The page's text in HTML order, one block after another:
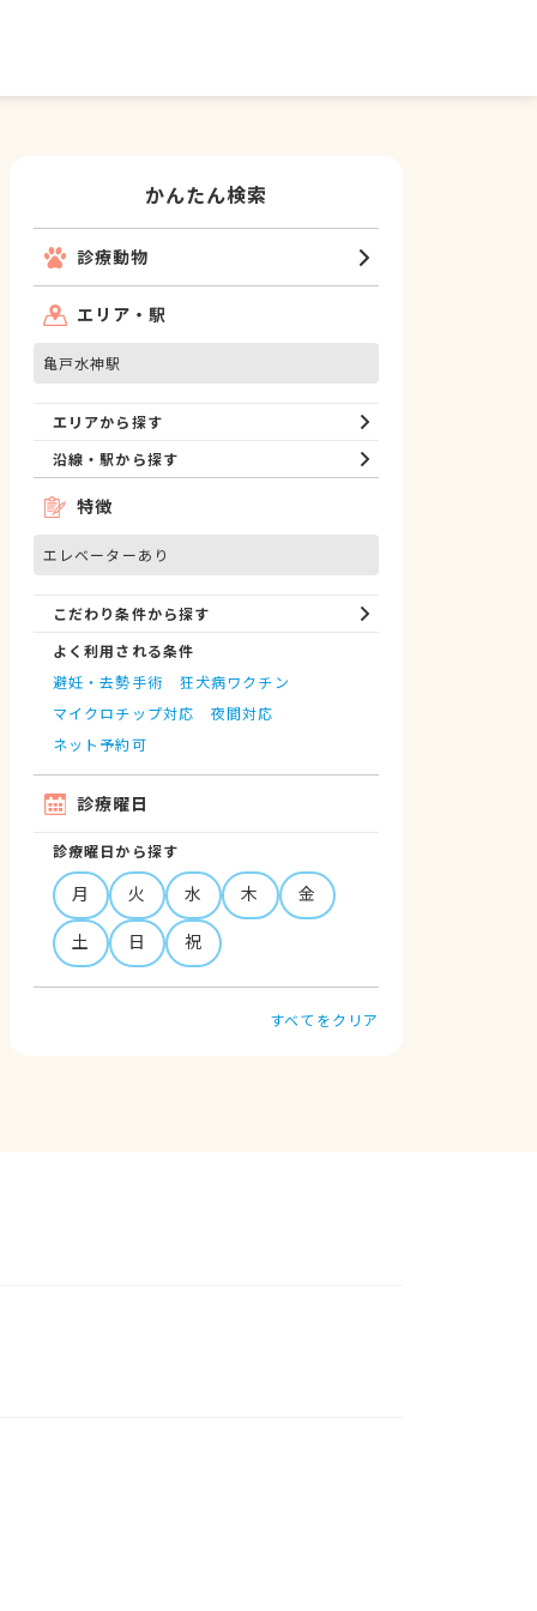
かんたん検索
診療動物
エリア・駅
亀戸水神駅
エリアから探す
沿線・駅から探す
特徴
エレベーターあり
こだわり条件から探す
よく利用される条件
避妊・去勢手術
狂犬病ワクチン
マイクロチップ対応
夜間対応
ネット予約可
診療曜日
診療曜日から探す
月 火 水 木
金
土
日 祝
すべてをクリア